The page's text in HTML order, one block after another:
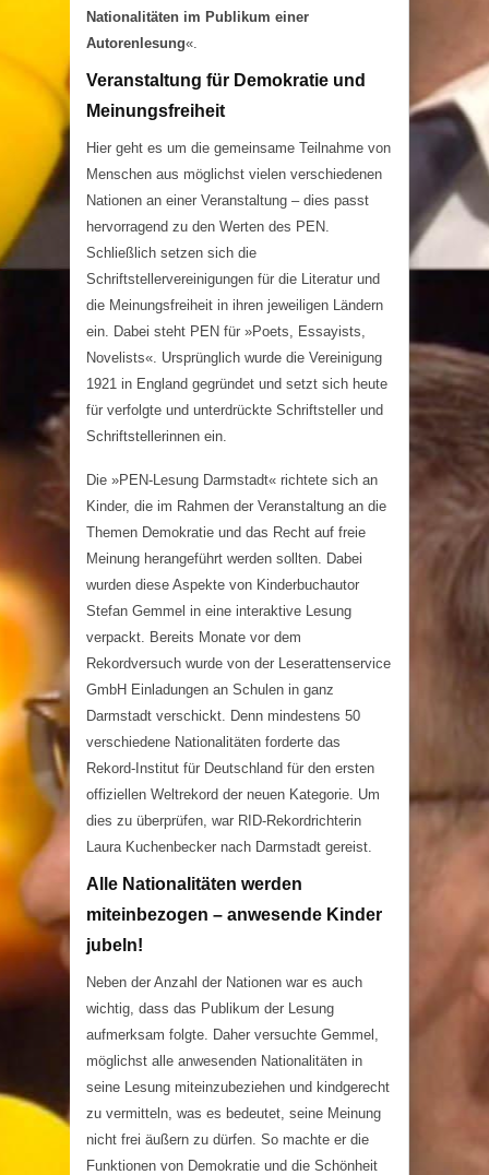
Nationalitäten im Publikum einer
Autorenlesung«.
Veranstaltung für Demokratie und
Meinungsfreiheit
Hier geht es um die gemeinsame Teilnahme von
Menschen aus möglichst vielen verschiedenen
Nationen an einer Veranstaltung – dies passt
hervorragend zu den Werten des PEN.
Schließlich setzen sich die
Schriftstellervereinigungen für die Literatur und
die Meinungsfreiheit in ihren jeweiligen Ländern
ein. Dabei steht PEN für »Poets, Essayists,
Novelists«. Ursprünglich wurde die Vereinigung
1921 in England gegründet und setzt sich heute
für verfolgte und unterdrückte Schriftsteller und
Schriftstellerinnen ein.
Die »PEN-Lesung Darmstadt« richtete sich an
Kinder, die im Rahmen der Veranstaltung an die
Themen Demokratie und das Recht auf freie
Meinung herangeführt werden sollten. Dabei
wurden diese Aspekte von Kinderbuchautor
Stefan Gemmel in eine interaktive Lesung
verpackt. Bereits Monate vor dem
Rekordversuch wurde von der Leserattenservice
GmbH Einladungen an Schulen in ganz
Darmstadt verschickt. Denn mindestens 50
verschiedene Nationalitäten forderte das
Rekord-Institut für Deutschland für den ersten
offiziellen Weltrekord der neuen Kategorie. Um
dies zu überprüfen, war RID-Rekordrichterin
Laura Kuchenbecker nach Darmstadt gereist.
Alle Nationalitäten werden
miteinbezogen – anwesende Kinder
jubeln!
Neben der Anzahl der Nationen war es auch
wichtig, dass das Publikum der Lesung
aufmerksam folgte. Daher versuchte Gemmel,
möglichst alle anwesenden Nationalitäten in
seine Lesung miteinzubeziehen und kindgerecht
zu vermitteln, was es bedeutet, seine Meinung
nicht frei äußern zu dürfen. So machte er die
Funktionen von Demokratie und die Schönheit